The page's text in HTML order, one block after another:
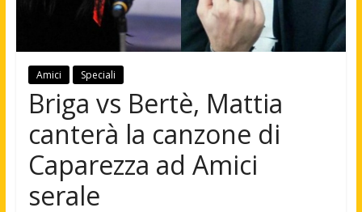
Amici Speciali
Briga vs Bertè, Mattia
canterà la canzone di
Caparezza ad Amici
serale